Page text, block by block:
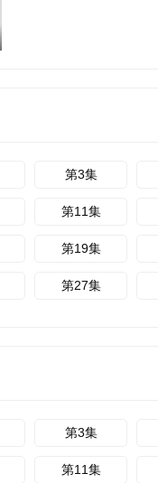
第3集
第11集
第19集
第27集
第3集
第11集